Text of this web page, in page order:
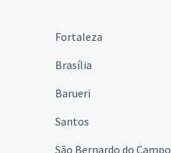
Fortaleza
Brasília
Barueri
Santos
São Bernardo do Campo